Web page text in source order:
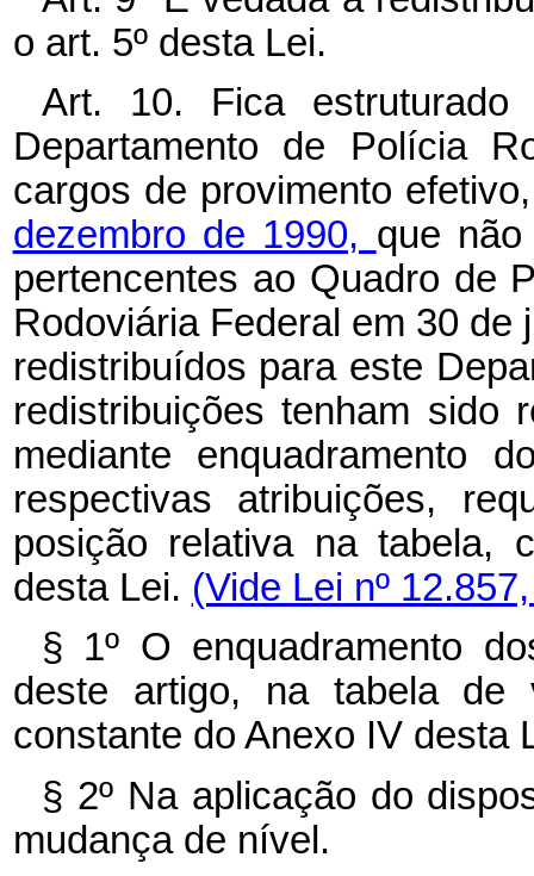
o art. 5º desta Lei.
Art. 10. Fica
Departamento de Polícia
cargos de provimento
dezembro de 1990, que
pertencentes ao Quadro de
Rodoviária Federal em 30
redistribuídos para este
redistribuições tenham sido
mediante enquadramento
respectivas atribuições,
posição relativa na tabela,
desta Lei. (Vide Lei nº
§ 1º O enquadramento
deste artigo, na tabela de
constante do Anexo IV desta
§ 2º Na aplicação do
mudança de nível.